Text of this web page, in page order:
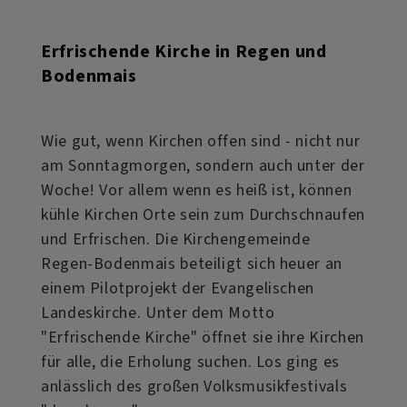
Erfrischende Kirche in Regen und
Bodenmais
Wie gut, wenn Kirchen offen sind - nicht nur
am Sonntagmorgen, sondern auch unter der
Woche! Vor allem wenn es heiß ist, können
kühle Kirchen Orte sein zum Durchschnaufen
und Erfrischen. Die Kirchengemeinde
Regen-Bodenmais beteiligt sich heuer an
einem Pilotprojekt der Evangelischen
Landeskirche. Unter dem Motto
"Erfrischende Kirche" öffnet sie ihre Kirchen
für alle, die Erholung suchen. Los ging es
anlässlich des großen Volksmusikfestivals